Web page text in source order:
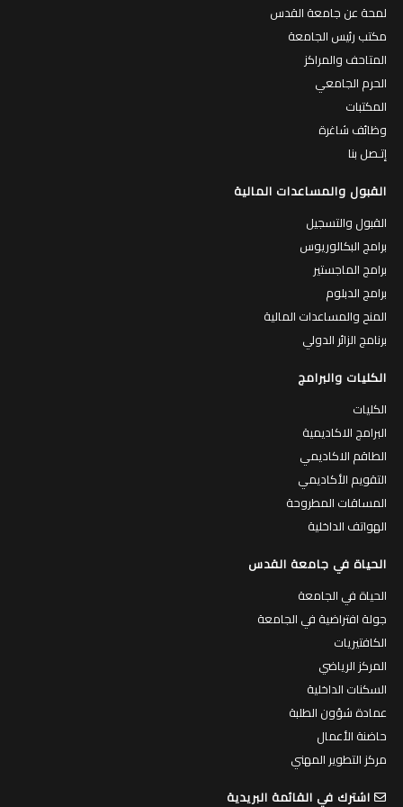
لمحة عن جامعة القدس
مكتب رئيس الجامعة
المتاحف والمراكز
الحرم الجامعي
المكتبات
وظائف شاغرة
إتـصل بنا
القبول والمساعدات المالية
القبول والتسجيل
برامج البكالوريوس
برامج الماجستير
برامج الدبلوم
المنح والمساعدات المالية
برنامج الزائر الدولي
الكليات والبرامج
الكليات
البرامج الاكاديمية
الطاقم الاكاديمي
التقويم الأكاديمي
المساقات المطروحة
الهواتف الداخلية
الحياة في جامعة القدس
الحياة في الجامعة
جولة افتراضية في الجامعة
الكافتيريات
المركز الرياضي
السكنات الداخلية
عمادة شؤون الطلبة
حاضنة الأعمال
مركز التطوير المهني
اشترك في القائمة البريدية